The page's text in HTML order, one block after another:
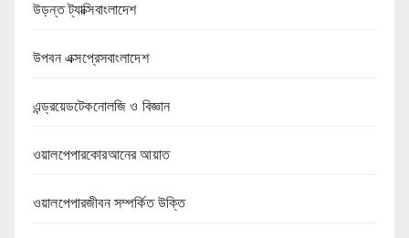
উড়ন্ত ট্যাক্সিবাংলাদেশ
উপবন এক্সপ্রেসবাংলাদেশ
এন্ড্রয়েডটেকনোলজি ও বিজ্ঞান
ওয়ালপেপারকোরআনের আয়াত
ওয়ালপেপারজীবন সম্পর্কিত উক্তি